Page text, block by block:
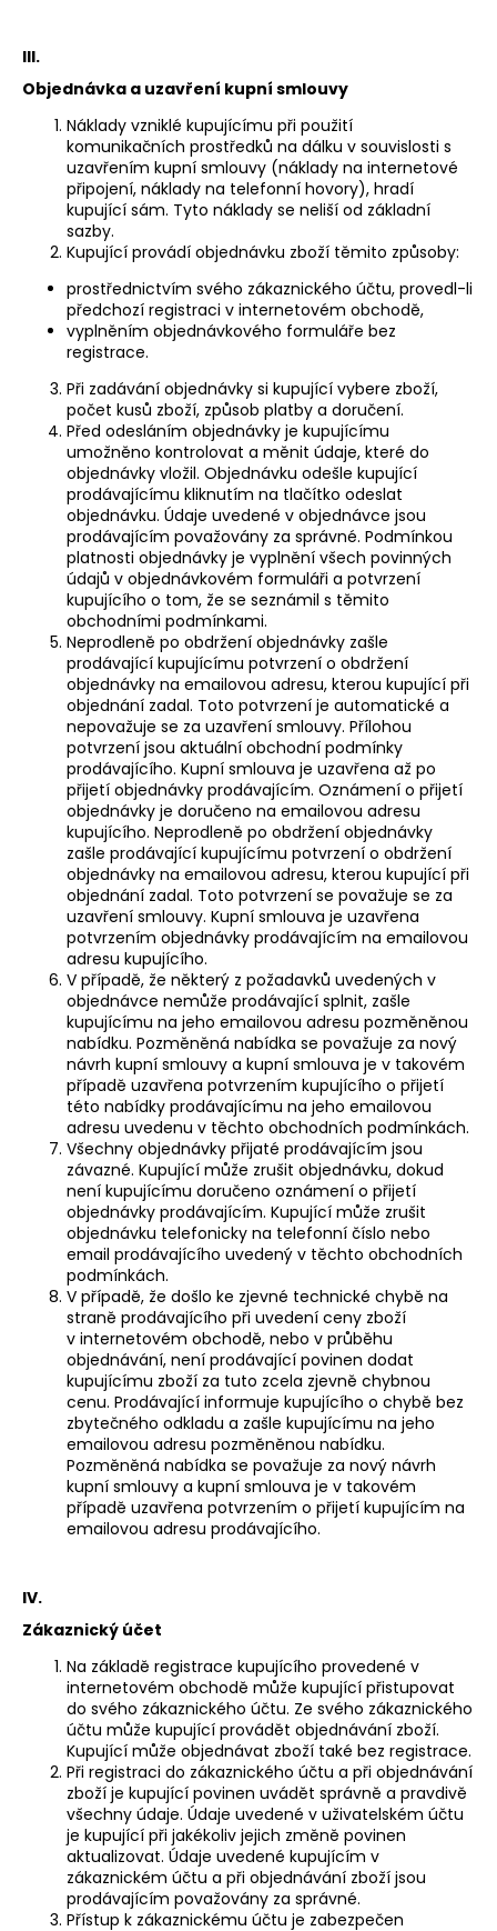
III.
Objednávka a uzavření kupní smlouvy
Náklady vzniklé kupujícímu při použití
komunikačních prostředků na dálku v souvislosti s
uzavřením kupní smlouvy (náklady na internetové
připojení, náklady na telefonní hovory), hradí
kupující sám. Tyto náklady se neliší od základní
sazby.
Kupující provádí objednávku zboží těmito způsoby:
prostřednictvím svého zákaznického účtu, provedl-li
předchozí registraci v internetovém obchodě,
vyplněním objednávkového formuláře bez
registrace.
Při zadávání objednávky si kupující vybere zboží,
počet kusů zboží, způsob platby a doručení.
Před odesláním objednávky je kupujícímu
umožněno kontrolovat a měnit údaje, které do
objednávky vložil. Objednávku odešle kupující
prodávajícímu kliknutím na tlačítko odeslat
objednávku. Údaje uvedené v objednávce jsou
prodávajícím považovány za správné. Podmínkou
platnosti objednávky je vyplnění všech povinných
údajů v objednávkovém formuláři a potvrzení
kupujícího o tom, že se seznámil s těmito
obchodními podmínkami.
Neprodleně po obdržení objednávky zašle
prodávající kupujícímu potvrzení o obdržení
objednávky na emailovou adresu, kterou kupující při
objednání zadal. Toto potvrzení je automatické a
nepovažuje se za uzavření smlouvy. Přílohou
potvrzení jsou aktuální obchodní podmínky
prodávajícího. Kupní smlouva je uzavřena až po
přijetí objednávky prodávajícím. Oznámení o přijetí
objednávky je doručeno na emailovou adresu
kupujícího. Neprodleně po obdržení objednávky
zašle prodávající kupujícímu potvrzení o obdržení
objednávky na emailovou adresu, kterou kupující při
objednání zadal. Toto potvrzení se považuje se za
uzavření smlouvy. Kupní smlouva je uzavřena
potvrzením objednávky prodávajícím na emailovou
adresu kupujícího.
V případě, že některý z požadavků uvedených v
objednávce nemůže prodávající splnit, zašle
kupujícímu na jeho emailovou adresu pozměněnou
nabídku. Pozměněná nabídka se považuje za nový
návrh kupní smlouvy a kupní smlouva je v takovém
případě uzavřena potvrzením kupujícího o přijetí
této nabídky prodávajícímu na jeho emailovou
adresu uvedenu v těchto obchodních podmínkách.
Všechny objednávky přijaté prodávajícím jsou
závazné. Kupující může zrušit objednávku, dokud
není kupujícímu doručeno oznámení o přijetí
objednávky prodávajícím. Kupující může zrušit
objednávku telefonicky na telefonní číslo nebo
email prodávajícího uvedený v těchto obchodních
podmínkách.
V případě, že došlo ke zjevné technické chybě na
straně prodávajícího při uvedení ceny zboží
v internetovém obchodě, nebo v průběhu
objednávání, není prodávající povinen dodat
kupujícímu zboží za tuto zcela zjevně chybnou
cenu. Prodávající informuje kupujícího o chybě bez
zbytečného odkladu a zašle kupujícímu na jeho
emailovou adresu pozměněnou nabídku.
Pozměněná nabídka se považuje za nový návrh
kupní smlouvy a kupní smlouva je v takovém
případě uzavřena potvrzením o přijetí kupujícím na
emailovou adresu prodávajícího.
IV.
Zákaznický účet
Na základě registrace kupujícího provedené v
internetovém obchodě může kupující přistupovat
do svého zákaznického účtu. Ze svého zákaznického
účtu může kupující provádět objednávání zboží.
Kupující může objednávat zboží také bez registrace.
Při registraci do zákaznického účtu a při objednávání
zboží je kupující povinen uvádět správně a pravdivě
všechny údaje. Údaje uvedené v uživatelském účtu
je kupující při jakékoliv jejich změně povinen
aktualizovat. Údaje uvedené kupujícím v
zákaznickém účtu a při objednávání zboží jsou
prodávajícím považovány za správné.
Přístup k zákaznickému účtu je zabezpečen